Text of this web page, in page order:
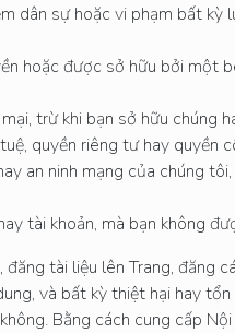
dân sự hoặc vi phạm bất
hoặc được sở hữu bởi một
trừ khi bạn sở hữu chúng
quyền riêng tư hay quyền
an ninh mạng của chúng
tài khoản, mà bạn không
tài liệu lên Trang, đăng
và bất kỳ thiệt hại hay
Bằng cách cung cấp